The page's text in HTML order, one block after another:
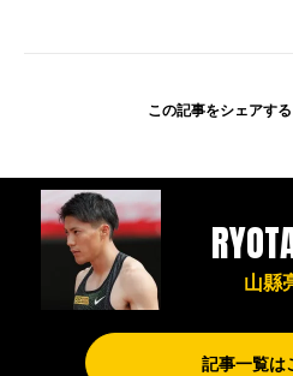
この記事をシェアする
山縣
記事一覧は